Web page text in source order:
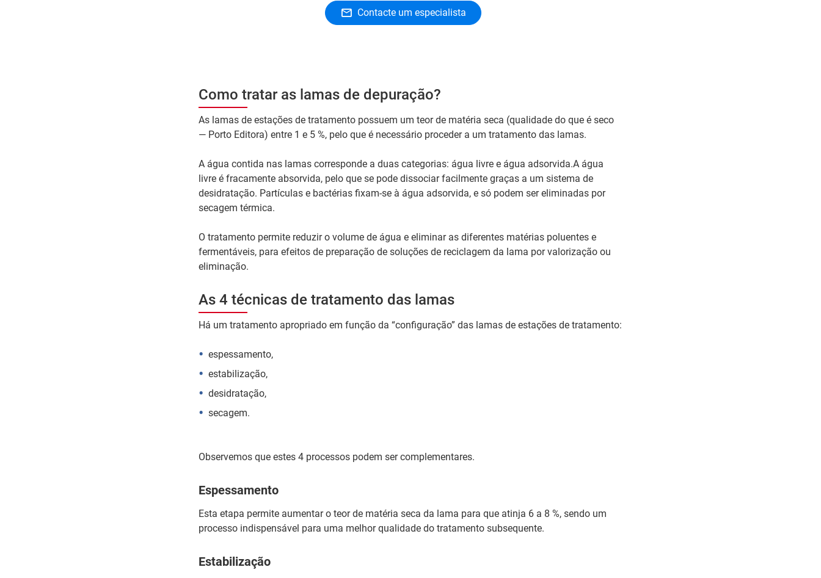
Contacte um especialista
Como tratar as lamas de depuração?
As lamas de estações de tratamento possuem um teor de matéria seca (qualidade do que é seco
— Porto Editora) entre 1 e 5 %, pelo que é necessário proceder a um tratamento das lamas.
A água contida nas lamas corresponde a duas categorias: água livre e água adsorvida.A água
livre é fracamente absorvida, pelo que se pode dissociar facilmente graças a um sistema de
desidratação. Partículas e bactérias fixam-se à água adsorvida, e só podem ser eliminadas por
secagem térmica.
O tratamento permite reduzir o volume de água e eliminar as diferentes matérias poluentes e
fermentáveis, para efeitos de preparação de soluções de reciclagem da lama por valorização ou
eliminação.
As 4 técnicas de tratamento das lamas
Há um tratamento apropriado em função da “configuração” das lamas de estações de tratamento:
espessamento,
estabilização,
desidratação,
secagem.
Observemos que estes 4 processos podem ser complementares.
Espessamento
Esta etapa permite aumentar o teor de matéria seca da lama para que atinja 6 a 8 %, sendo um
processo indispensável para uma melhor qualidade do tratamento subsequente.
Estabilização